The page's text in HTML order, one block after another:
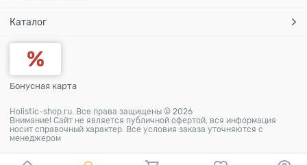
Каталог
Бонусная карта
Holistic-shop.ru. Все права защищены © 2026
Внимание! Сайт не является публичной офертой, вся информация
носит справочный характер. Все условия заказа уточняются с
менеджером